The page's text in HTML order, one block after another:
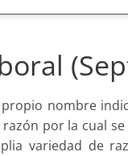
nombre
por la cual
variedad de